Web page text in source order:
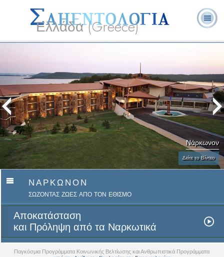
Ελλάδα (Greece)
Νάρκωνον
Δείτε το Βίντεο
ΝΑΡΚΩΝΟΝ
ΣΩΖΟΝΤΑΣ ΖΩΕΣ ΑΠΟ ΤΟΝ ΕΘΙΣΜΟ
Αποκατάσταση
και Πρόληψη από τα Ναρκωτικά
Παγκόσμια Προγράμματα Κοινωνικής Βελτίωσης και Ανθρωπιστικά Προγράμματα